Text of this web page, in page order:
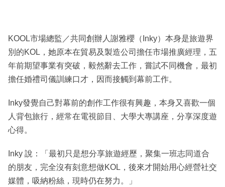
KOOL市場總監／共同創辦人謝雅櫻（Inky）本身是旅遊界
別的KOL，她原本在貿易及製造公司擔任市場推廣經理，五
年前期望事業有突破，毅然辭去工作，嘗試不同機會，最初
擔任婚禮司儀訓練口才，因而接觸到幕前工作。
Inky發覺自己對幕前的創作工作很有興趣，本身又喜歡一個
人背包旅行，經常在電視節目、大學大專講座，分享深度遊
心得。
Inky 說：「最初只是想分享旅遊經歷，聚集一班志同道合
的朋友，完全沒有刻意想做KOL，後來才開始用心經營社交
媒體，吸納粉絲，現時仍在努力。」